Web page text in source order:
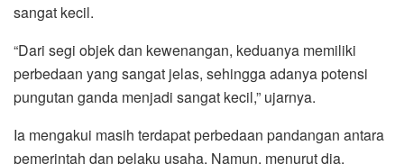
sangat kecil.
“Dari segi objek dan kewenangan, keduanya memiliki
perbedaan yang sangat jelas, sehingga adanya potensi
pungutan ganda menjadi sangat kecil,” ujarnya.
Ia mengakui masih terdapat perbedaan pandangan antara
pemerintah dan pelaku usaha. Namun, menurut dia,